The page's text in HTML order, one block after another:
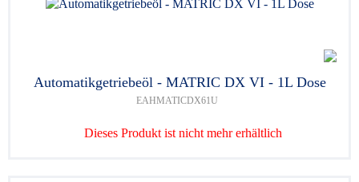
Automatikgetriebeöl - MATRIC DX VI - 1L Dose
EAHMATICDX61U
Dieses Produkt ist nicht mehr erhältlich